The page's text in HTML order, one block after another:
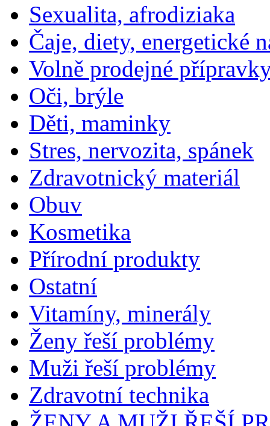
Sexualita, afrodiziaka
Čaje, diety, energetické
Volně prodejné
Oči, brýle
Děti, maminky
Stres, nervozita, spánek
Zdravotnický materiál
Obuv
Kosmetika
Přírodní produkty
Ostatní
Vitamíny, minerály
Ženy řeší problémy
Muži řeší problémy
Zdravotní technika